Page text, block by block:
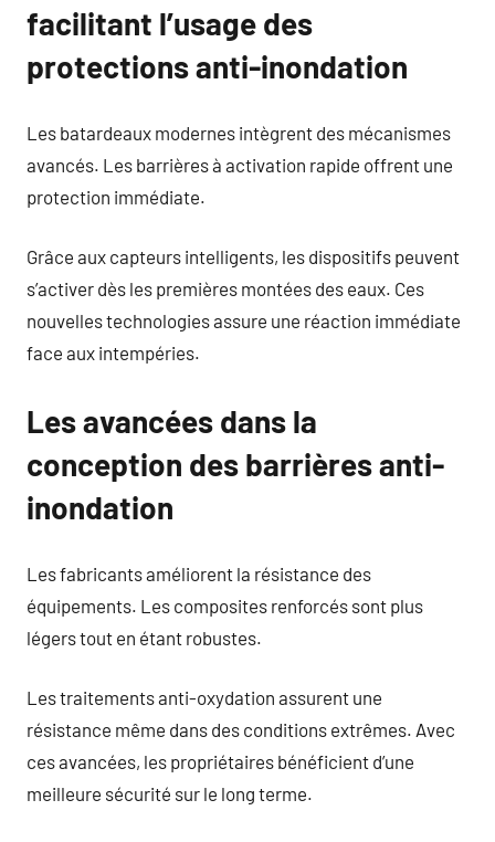
facilitant l’usage des
protections anti-inondation
Les batardeaux modernes intègrent des mécanismes
avancés. Les barrières à activation rapide offrent une
protection immédiate.
Grâce aux capteurs intelligents, les dispositifs peuvent
s’activer dès les premières montées des eaux. Ces
nouvelles technologies assure une réaction immédiate
face aux intempéries.
Les avancées dans la
conception des barrières anti-
inondation
Les fabricants améliorent la résistance des
équipements. Les composites renforcés sont plus
légers tout en étant robustes.
Les traitements anti-oxydation assurent une
résistance même dans des conditions extrêmes. Avec
ces avancées, les propriétaires bénéficient d’une
meilleure sécurité sur le long terme.